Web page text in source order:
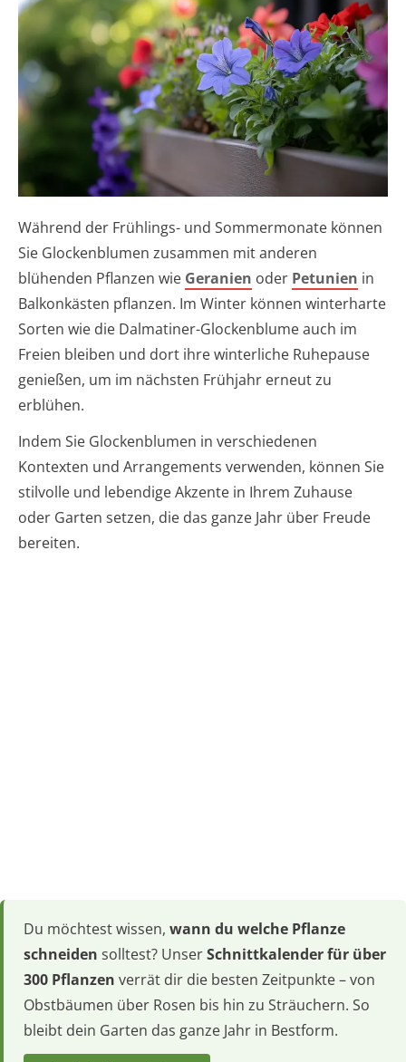
Während der Frühlings- und Sommermonate können
Sie Glockenblumen zusammen mit anderen
blühenden Pflanzen wie Geranien oder Petunien in
Balkonkästen pflanzen. Im Winter können winterharte
Sorten wie die Dalmatiner-Glockenblume auch im
Freien bleiben und dort ihre winterliche Ruhepause
genießen, um im nächsten Frühjahr erneut zu
erblühen.
Indem Sie Glockenblumen in verschiedenen
Kontexten und Arrangements verwenden, können Sie
stilvolle und lebendige Akzente in Ihrem Zuhause
oder Garten setzen, die das ganze Jahr über Freude
bereiten.
Du möchtest wissen, wann du welche Pflanze
schneiden solltest? UnserSchnittkalender für über
300 Pflanzen verrät dir die besten Zeitpunkte – von
Obstbäumen über Rosen bis hin zu Sträuchern. So
bleibt dein Garten das ganze Jahr in Bestform.